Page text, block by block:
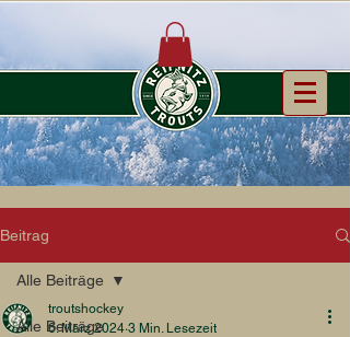
Beitrag
Alle Beiträge
Alle Beiträge
troutshockey
6. März 2024 3 Min. Lesezeit